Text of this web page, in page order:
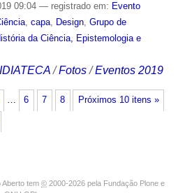
09:04 — registrado em: Evento
, capa, Design, Grupo de
da Ciência, Epistemologia e
/Fotos /Eventos 2019
Próximos 10 itens »
… 6 7 8
Aberto tem © 2000-2026 pela Fundação Plone e